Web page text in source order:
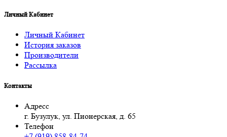
Личный Кабинет
Личный Кабинет
История заказов
Производители
Рассылка
Контакты
Адресс
г. Бузулук, ул. Пионерская, д. 65
Телефон